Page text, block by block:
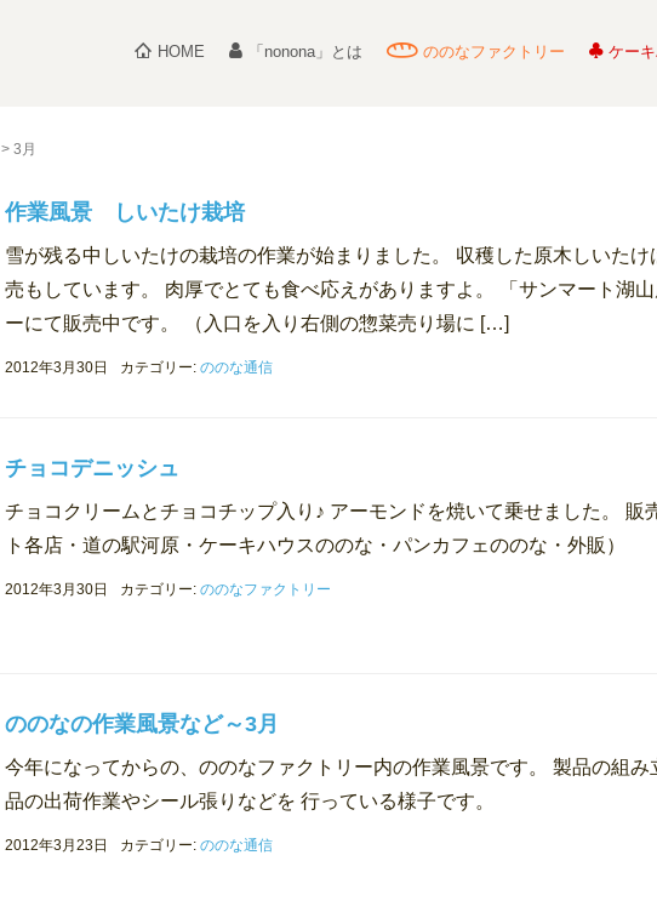
HOME 「nonona」とは ののなファクトリー ケー
> 3月
作業風景 しいたけ栽培
雪が残る中しいたけの栽培の作業が始まりました。 収穫した原木しいたけ
売もしています。 肉厚でとても食べ応えがありますよ。 「サンマート湖
ーにて販売中です。 （入口を入り右側の惣菜売り場に […]
2012年3月30日 カテゴリー: ののな通信
チョコデニッシュ
チョコクリームとチョコチップ入り♪ アーモンドを焼いて乗せました。 販
ト各店・道の駅河原・ケーキハウスののな・パンカフェののな・外販）
2012年3月30日 カテゴリー: ののなファクトリー
ののなの作業風景など～3月
今年になってからの、ののなファクトリー内の作業風景です。 製品の組み
品の出荷作業やシール張りなどを 行っている様子です。
2012年3月23日 カテゴリー: ののな通信